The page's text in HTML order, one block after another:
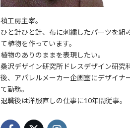
禎工房主宰。
ひと針ひと針、布に刺繍したパーツを組
て植物を作っています。
植物のありのままを表現したい。
桑沢デザイン研究所ドレスデザイン研究
後、アパレルメーカー企画室にデザイナ
て勤務。
退職後は洋服直しの仕事に10年間従事。